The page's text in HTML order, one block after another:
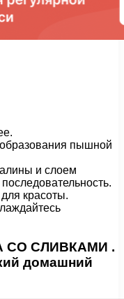
пышной
и слоем
красоты.
СО СЛИВКАМИ .
домашний